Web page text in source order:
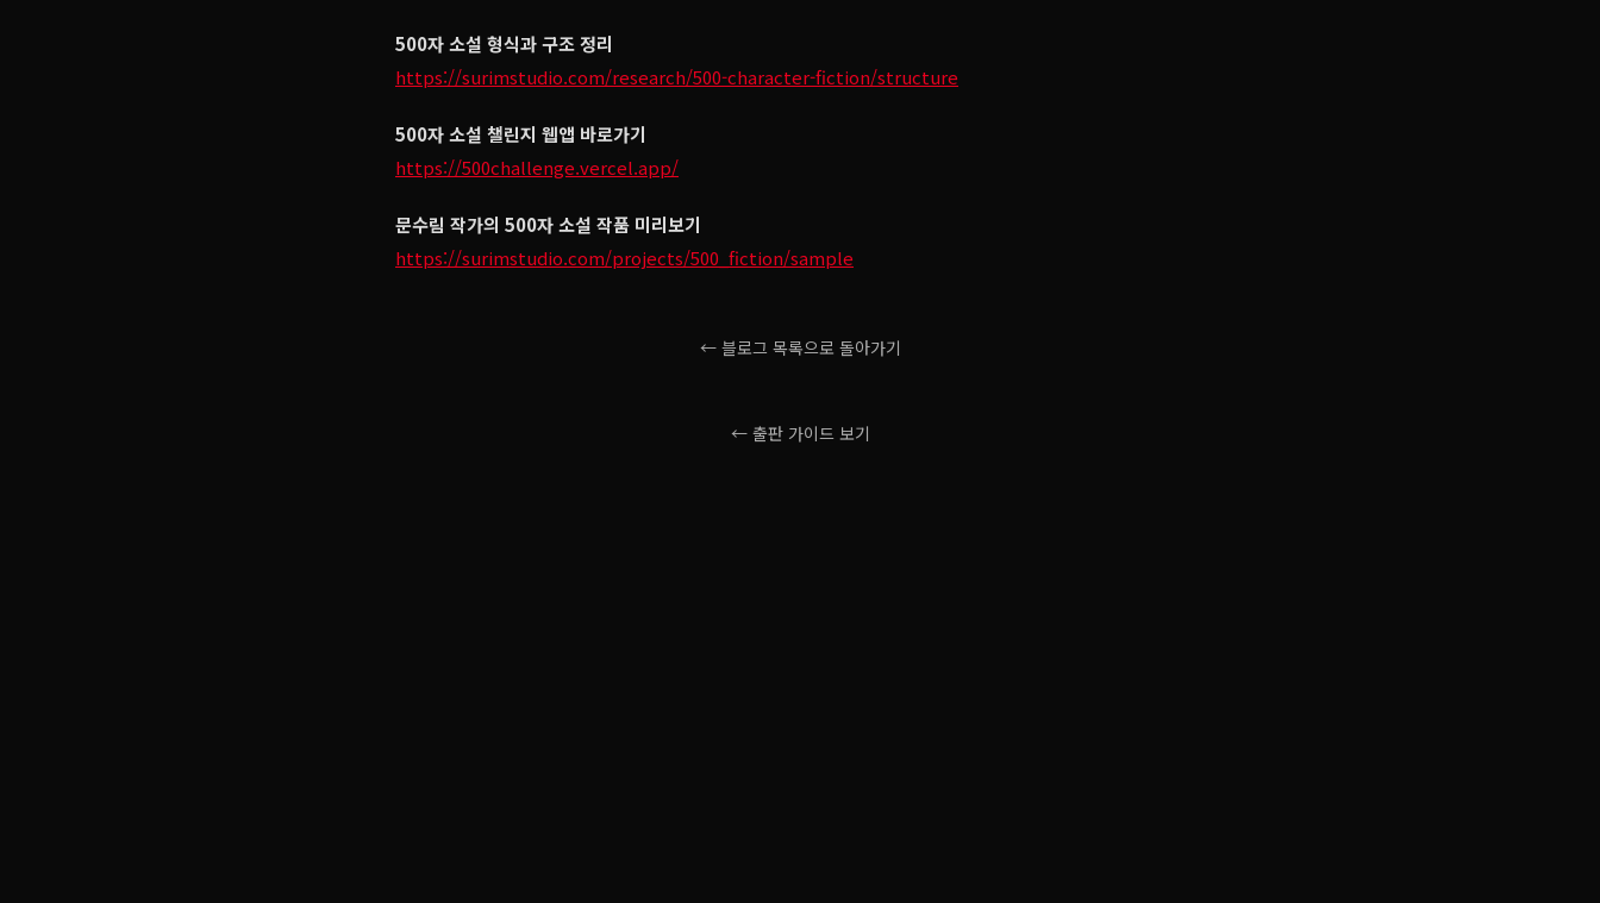
500자 소설 형식과 구조 정리
https://surimstudio.com/research/500-character-fiction/structure
500자 소설 챌린지 웹앱 바로가기
https://500challenge.vercel.app/
문수림 작가의 500자 소설 작품 미리보기
https://surimstudio.com/projects/500_fiction/sample
← 블로그 목록으로 돌아가기
← 출판 가이드 보기